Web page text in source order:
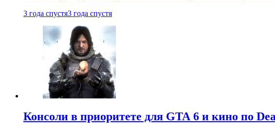
3 года спустя3 года спустя
Консоли в приоритете для GTA 6 и кино по